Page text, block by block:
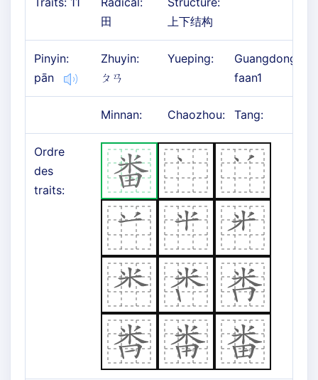
田
上下结构
Pinyin:
pān
Zhuyin:
ㄆㄢ
Yueping:
Guangdong:
faan1
Minnan: Chaozhou: Tang:
Ordre
des
traits: